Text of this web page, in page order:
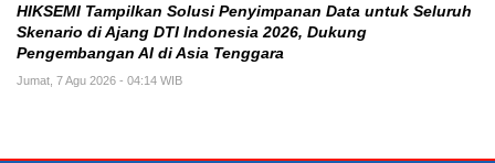
HIKSEMI Tampilkan Solusi Penyimpanan Data untuk Seluruh
Skenario di Ajang DTI Indonesia 2026, Dukung
Pengembangan AI di Asia Tenggara
Jumat, 7 Agu 2026 - 04:14 WIB